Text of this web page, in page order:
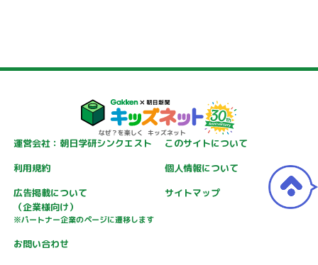
運営会社：朝日学研シンクエスト
このサイトについて
利用規約
個人情報について
広告掲載について
（企業様向け）
※パートナー企業のページに遷移します
サイトマップ
お問い合わせ